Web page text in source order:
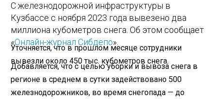
С железнодорожной инфраструктуры в
Кузбассе с ноября 2023 года вывезено два
миллиона кубометров снега. Об этом сообщает
«Онлайн-журнал Сибдепо».
Уточняется, что в прошлом месяце сотрудники
вывезли около 450 тыс. кубометров снега.
Добавляется, что с целью уборки и вывоза снега в
регионе в среднем в сутки задействовано 500
железнодорожников, во время снегопада — до